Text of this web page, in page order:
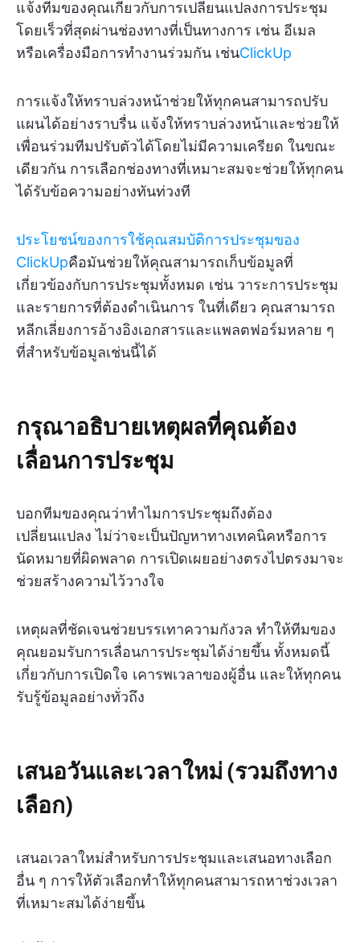
แจ้งทีมของคุณเกี่ยวกับการเปลี่ยนแปลงการประชุม
โดยเร็วที่สุดผ่านช่องทางที่เป็นทางการ เช่น อีเมล
หรือเครื่องมือการทำงานร่วมกัน เช่นClickUp
การแจ้งให้ทราบล่วงหน้าช่วยให้ทุกคนสามารถปรับ
แผนได้อย่างราบรื่น แจ้งให้ทราบล่วงหน้าและช่วยให้
เพื่อนร่วมทีมปรับตัวได้โดยไม่มีความเครียด ในขณะ
เดียวกัน การเลือกช่องทางที่เหมาะสมจะช่วยให้ทุกคน
ได้รับข้อความอย่างทันท่วงที
ประโยชน์ของการใช้คุณสมบัติการประชุมของ
ClickUpคือมันช่วยให้คุณสามารถเก็บข้อมูลที่
เกี่ยวข้องกับการประชุมทั้งหมด เช่น วาระการประชุม
และรายการที่ต้องดำเนินการ ในที่เดียว คุณสามารถ
หลีกเลี่ยงการอ้างอิงเอกสารและแพลตฟอร์มหลาย ๆ
ที่สำหรับข้อมูลเช่นนี้ได้
กรุณาอธิบายเหตุผลที่คุณต้อง
เลื่อนการประชุม
บอกทีมของคุณว่าทำไมการประชุมถึงต้อง
เปลี่ยนแปลง ไม่ว่าจะเป็นปัญหาทางเทคนิคหรือการ
นัดหมายที่ผิดพลาด การเปิดเผยอย่างตรงไปตรงมาจะ
ช่วยสร้างความไว้วางใจ
เหตุผลที่ชัดเจนช่วยบรรเทาความกังวล ทำให้ทีมของ
คุณยอมรับการเลื่อนการประชุมได้ง่ายขึ้น ทั้งหมดนี้
เกี่ยวกับการเปิดใจ เคารพเวลาของผู้อื่น และให้ทุกคน
รับรู้ข้อมูลอย่างทั่วถึง
เสนอวันและเวลาใหม่ (รวมถึงทาง
เลือก)
เสนอเวลาใหม่สำหรับการประชุมและเสนอทางเลือก
อื่น ๆ การให้ตัวเลือกทำให้ทุกคนสามารถหาช่วงเวลา
ที่เหมาะสมได้ง่ายขึ้น